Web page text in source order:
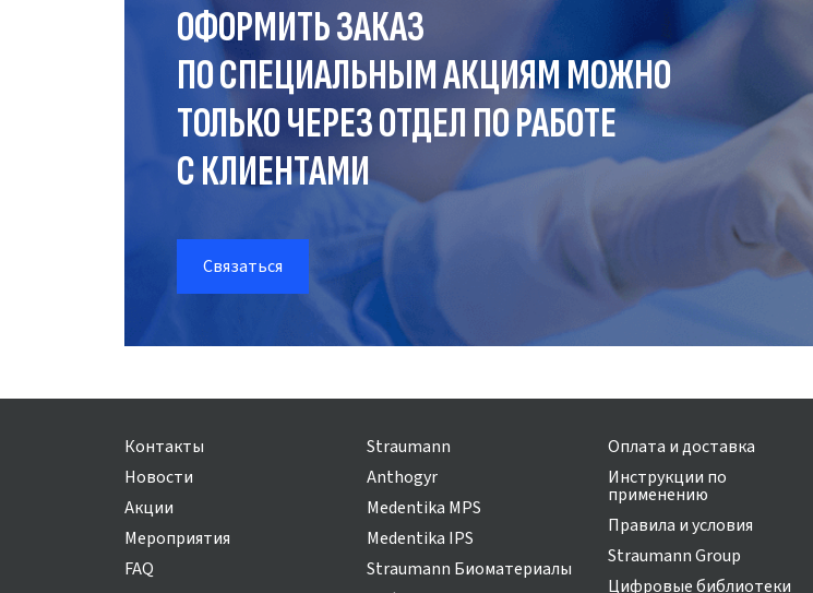
ОФОРМИТЬ ЗАКАЗ
ПО СПЕЦИАЛЬНЫМ АКЦИЯМ МОЖНО
ТОЛЬКО ЧЕРЕЗ ОТДЕЛПО РАБОТЕ
С КЛИЕНТАМИ
Связаться
Контакты
Новости
Акции
Мероприятия
FAQ
Straumann
Anthogyr
Medentika MPS
Medentika IPS
Straumann Биоматериалы
Оплата и доставка
Инструкции по
применению
Правила и условия
Straumann Group
Цифровые библиотеки